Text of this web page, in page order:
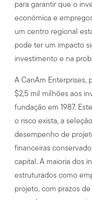
para garantir que o
económica e
um centro regional
pode ter um impacto
investimento e na
A CanAm Enterprises,
$2,5 mil milhões aos
fundação em 1987.
o risco exista, a
desempenho de
financeiras
capital. A maioria dos
estruturados como
projeto, com prazos